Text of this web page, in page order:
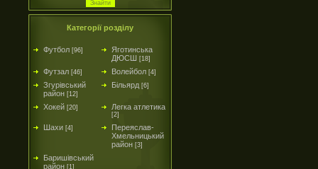
Категорії розділу
Футбол [96]
Яготинська
ДЮСШ [18]
Футзал [46] Волейбол [4]
Згурівський
район [12]
Більярд [6]
Хокей [20] Легка атлетика
[2]
Шахи [4]
Переяслав-
Хмельницький
район [3]
Баришівський
район [1]